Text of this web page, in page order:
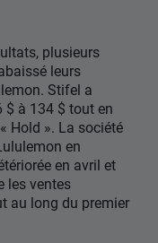
plusieurs
leurs
Stifel a
$ à 134 $ tout en
Hold ». La société
en
en avril et
les ventes
au long du premier